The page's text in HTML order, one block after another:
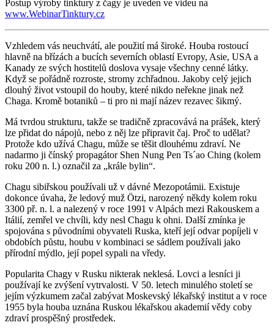
Postup výroby tinktury z čagy je uveden ve videu na
www.WebinarTinktury.cz
Vzhledem vás neuchvátí, ale použití má široké. Houba rostoucí
hlavně na břízách a bucích severních oblastí Evropy, Asie, USA a
Kanady ze svých hostitelů doslova vysaje všechny cenné látky.
Když se pořádně rozroste, stromy zchřadnou. Jakoby celý jejich
dlouhý život vstoupil do houby, které nikdo neřekne jinak než
Chaga. Kromě botaniků – ti pro ni mají název rezavec šikmý.
Má tvrdou strukturu, takže se tradičně zpracovává na prášek, který
lze přidat do nápojů, nebo z něj lze připravit čaj. Proč to udělat?
Protože kdo užívá Chagu, může se těšit dlouhému zdraví. Ne
nadarmo ji čínský propagátor Shen Nung Pen Ts´ao Ching (kolem
roku 200 n. l.) označil za „krále bylin“.
Chagu sibiřskou používali už v dávné Mezopotámii. Existuje
dokonce úvaha, že ledový muž Ötzi, narozený někdy kolem roku
3300 př. n. l. a nalezený v roce 1991 v Alpách mezi Rakouskem a
Itálií, zemřel ve chvíli, kdy nesl Chagu k ohni. Další zmínka je
spojována s původními obyvateli Ruska, kteří její odvar popíjeli v
obdobích půstu, houbu v kombinaci se sádlem používali jako
přírodní mýdlo, její popel sypali na vředy.
Popularita Chagy v Rusku nikterak neklesá. Lovci a lesníci ji
používají ke zvýšení vytrvalosti. V 50. letech minulého století se
jejím výzkumem začal zabývat Moskevský lékařský institut a v roce
1955 byla houba uznána Ruskou lékařskou akademií vědy coby
zdraví prospěšný prostředek.